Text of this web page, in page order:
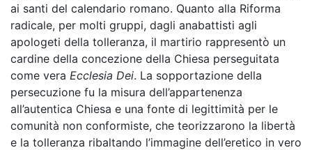
ai santi del calendario romano. Quanto alla Riforma
radicale, per molti gruppi, dagli anabattisti agli
apologeti della tolleranza, il martirio rappresentò un
cardine della concezione della Chiesa perseguitata
come vera Ecclesia Dei. La sopportazione della
persecuzione fu la misura dell’appartenenza
all’autentica Chiesa e una fonte di legittimità per le
comunità non conformiste, che teorizzarono la libertà
e la tolleranza ribaltando l’immagine dell’eretico in vero